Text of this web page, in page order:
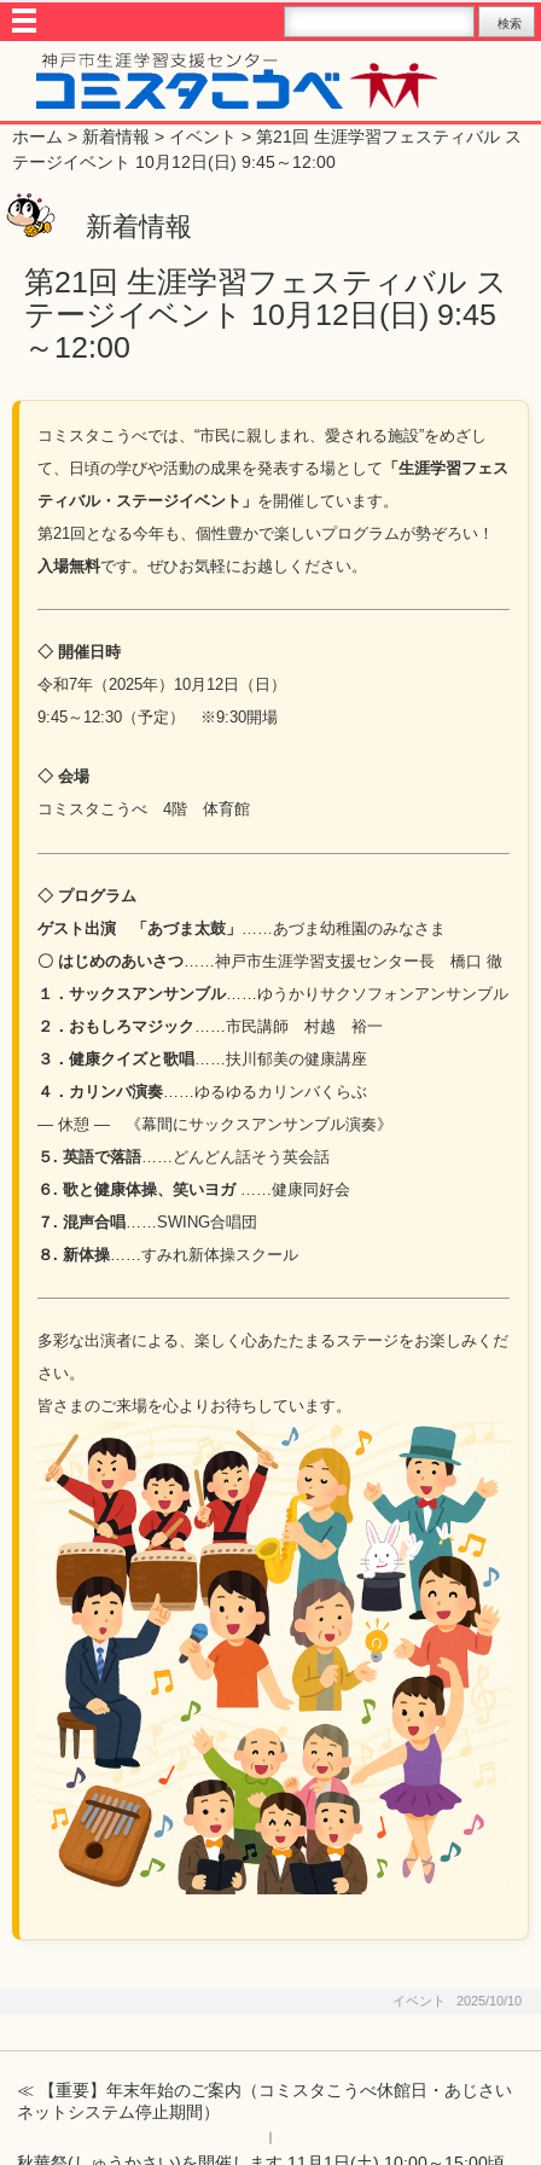
ホーム > 新着情報 > イベント > 第21回 生涯学習フェスティバル ス
テージイベント 10月12日(日) 9:45～12:00
新着情報
第21回 生涯学習フェスティバル ス
テージイベント 10月12日(日) 9:45
～12:00
コミスタこうべでは、“市民に親しまれ、愛される施設”をめざし
て、日頃の学びや活動の成果を発表する場として 「生涯学習フェス
ティバル・ステージイベント」 を開催しています。
第21回となる今年も、個性豊かで楽しいプログラムが勢ぞろい！
入場無料です。ぜひお気軽にお越しください。
◇ 開催日時
令和7年（2025年）10月12日（日）
9:45～12:30（予定） ※9:30開場
◇ 会場
コミスタこうべ 4階 体育館
◇ プログラム
ゲスト出演 「あづま太鼓」
……あづま幼稚園のみなさま
〇 はじめのあいさつ ……神戸市生涯学習支援センター長 橋口 徹
１．サックスアンサンブル……ゆうかりサクソフォンアンサンブル
２．おもしろマジック ……市民講師 村越 裕一
３．健康クイズと歌唱 ……扶川郁美の健康講座
４．カリンバ演奏 ……ゆるゆるカリンバくらぶ
― 休憩 ― 《幕間にサックスアンサンブル演奏》
５. 英語で落語……どんどん話そう英会話
６. 歌と健康体操、笑いヨガ……健康同好会
７. 混声合唱 ……SWING合唱団
８. 新体操 ……すみれ新体操スクール
多彩な出演者による、楽しく心あたたまるステージをお楽しみくだ
さい。
皆さまのご来場を心よりお待ちしています。
イベント 2025/10/10
≪ 【重要】年末年始のご案内（コミスタこうべ休館日・あじさい
ネットシステム停止期間）
｜